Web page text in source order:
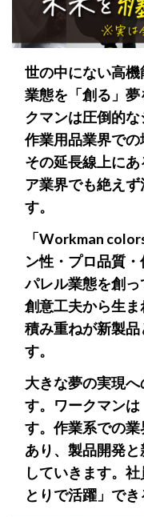
世の中にない高
業態を「創る」
クマンは圧倒的
作業用品業界での
その延長線上に
ア業界でも絶え
す。
「Workman
ン性・プロ品質
パレル業態を創
創意工夫から生
積み重ねが新製
す。
大きな夢の実現
す。ワークマン
す。作業系での
あり、製品開発
していきます。
とりで活躍」でき